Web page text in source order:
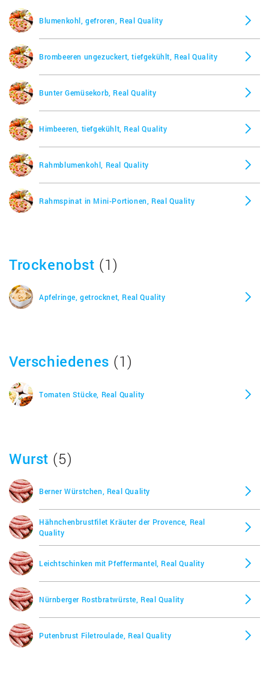
Blumenkohl, gefroren, Real Quality
Brombeeren ungezuckert, tiefgekühlt, Real Quality
Bunter Gemüsekorb, Real Quality
Himbeeren, tiefgekühlt, Real Quality
Rahmblumenkohl, Real Quality
Rahmspinat in Mini-Portionen, Real Quality
Trockenobst (1)
Apfelringe, getrocknet, Real Quality
Verschiedenes (1)
Tomaten Stücke, Real Quality
Wurst (5)
Berner Würstchen, Real Quality
Hähnchenbrustfilet Kräuter der Provence, Real
Quality
Leichtschinken mit Pfeffermantel, Real Quality
Nürnberger Rostbratwürste, Real Quality
Putenbrust Filetroulade, Real Quality